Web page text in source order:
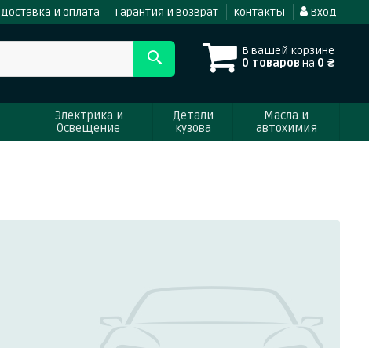
Доставка и оплата Гарантия и возврат Контакты Вход
В вашей корзине
0 товаров на 0 ₴
Электрика и
Освещение
Детали
кузова
Масла и
автохимия